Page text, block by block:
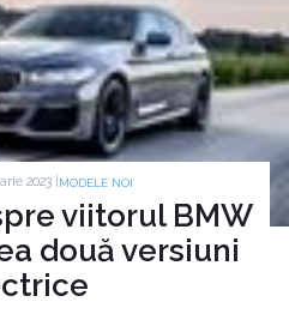
2023 | MODELE NOI
viitorul BMW
două versiuni